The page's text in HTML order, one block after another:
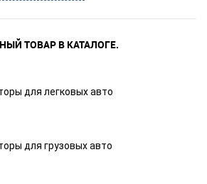
ТОВАР В КАТАЛОГЕ.
для легковых авто
для грузовых авто